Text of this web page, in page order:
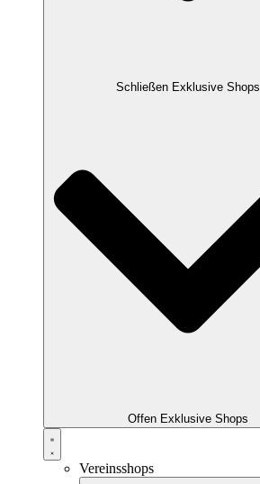
Schließen Exklusive Shops
Offen Exklusive Shops
Vereinsshops